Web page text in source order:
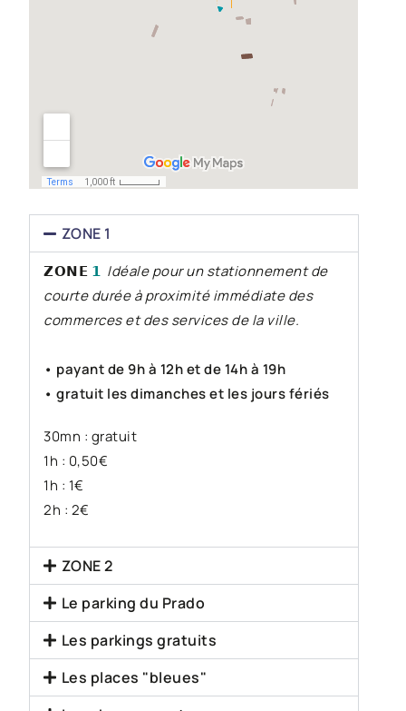
ZONE 1
𝗭𝗢𝗡𝗘 𝟭 Idéale pour un stationnement de
courte durée à proximité immédiate des
commerces et des services de la ville.
• payant de 9h à 12h et de 14h à 19h
• gratuit les dimanches et les jours fériés
30mn : gratuit
1h : 0,50€
1h : 1€
2h : 2€
ZONE 2
Le parking du Prado
Les parkings gratuits
Les places "bleues"